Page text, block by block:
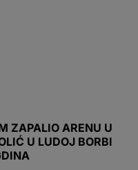
ZAPALIO ARENU U
U LUDOJ BORBI